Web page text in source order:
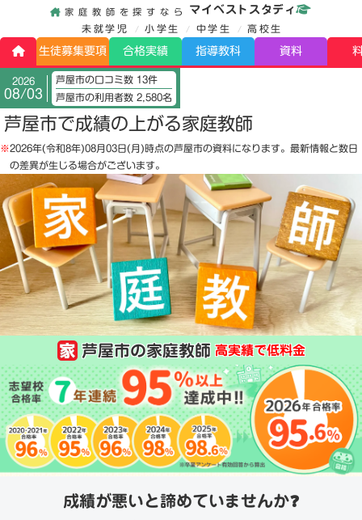
家庭教師を探すなら マイベストスタディ
未就学児 小学生 中学生 高校生
生徒募集要項 合格実績 指導教科 資料
2026
08/03
芦屋市の口コミ数 13件
芦屋市の利用者数 2,580名
芦屋市で成績の上がる家庭教師
※2026年(令和8年)08月03日(月)時点の芦屋市の資料になります。最新情報と数日
の差異が生じる場合がございます。
芦屋市の家庭教師 高実績で低料金
成績が悪いと諦めていませんか❓